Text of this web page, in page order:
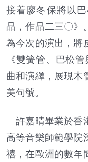
接着廖冬保將以
品，作品二三〇》
為今次的演出，將
《雙簧管、巴松
曲和演繹，展現木
美句號。
許嘉晴畢業於香
高等音樂師範學院
禧，在歐洲的數年